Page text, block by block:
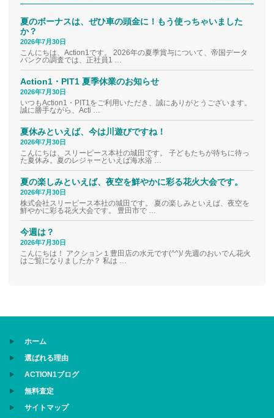
夏のボーナスは、ぜひ車の頭金に！もう使っちゃいました
か？
2026年7月30日
こんにちは、Action1です。 2026年の夏季賞与について、帝国データ
バンクの調査では、正社員1 …
Action1・PIT1 夏季休業のお知らせ
2026年7月30日
いつもAction1・PIT1をご利用いただき、誠にありがとうございます。
誠に勝手ながら、Acti …
夏休みといえば、今は川遊びですね！
2026年7月30日
こんにちは、スリーピース本社の城田です。 子どもたちが待ちに待っ
た夏休み。夏のレジャーといえば海水浴 …
夏の楽しみといえば、夜空を鮮やかに彩る花火大会です。
2026年7月30日
株式会社スリーピース本社の城田です。 夏の楽しみといえば、夜空を
鮮やかに彩る花火大会です。 豊田市で …
今週は？
2026年7月30日
こんにちは！ アクション１豊田店の水元です(^^)/ 先週のおいでん花火
はご覧になりましたか？ 私は …
ホーム
選ばれる理由
ACTION1ブログ
無料査定
サイトマップ